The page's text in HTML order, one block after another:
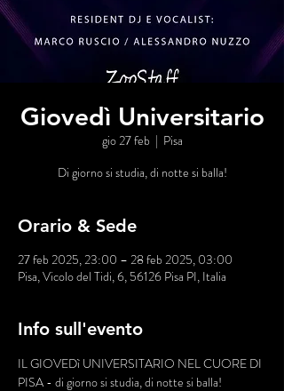
Giovedì Universitario
gio 27 feb
  |
Pisa
Di giorno si studia, di notte si balla!
Orario & Sede
27 feb 2025, 23:00 – 28 feb 2025, 03:00
Pisa, Vicolo del Tidi, 6, 56126 Pisa PI, Italia
Info sull'evento
IL GIOVEDì UNIVERSITARIO NEL CUORE DI
PISA - di giorno si studia, di notte si balla!